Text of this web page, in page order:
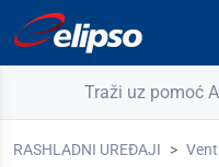
Traži uz pomoć
RASHLADNI UREĐAJI